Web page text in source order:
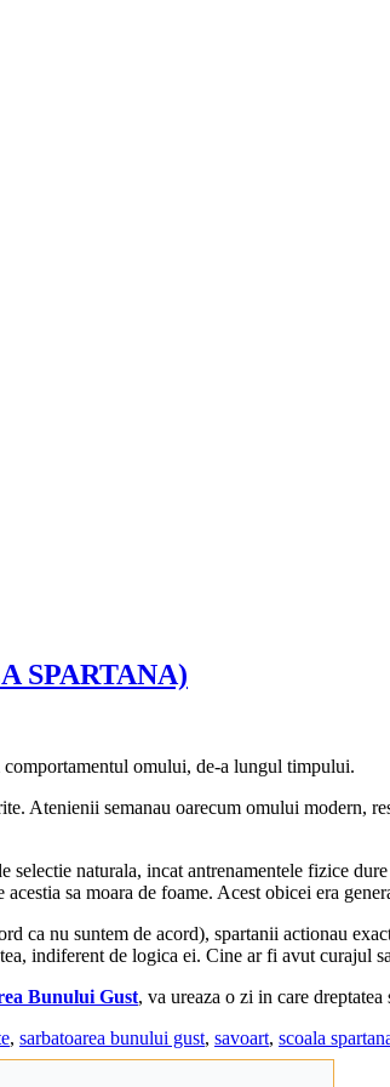
SPARTANA)
omului, de-a lungul timpului.
Atenienii semanau oarecum omului modern,
naturala, incat antrenamentele fizice
sa moara de foame. Acest obicei era
ca nu suntem de acord), spartanii actionau
indiferent de logica ei. Cine ar fi avut curajul
Bunului Gust, va ureaza o zi in care
, sarbatoarea bunului gust, savoart, scoala